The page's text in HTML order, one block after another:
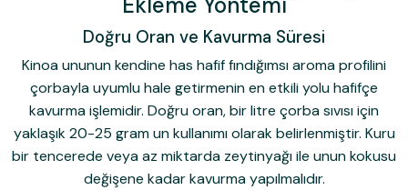
Doğru Oran ve Kavurma Süresi
Kinoa ununun kendine has hafif fındığımsı aroma profilini
çorbayla uyumlu hale getirmenin en etkili yolu hafifçe
kavurma işlemidir. Doğru oran, bir litre çorba sıvısı için
yaklaşık 20-25 gram un kullanımı olarak belirlenmiştir. Kuru
bir tencerede veya az miktarda zeytinyağı ile unun kokusu
değişene kadar kavurma yapılmalıdır.